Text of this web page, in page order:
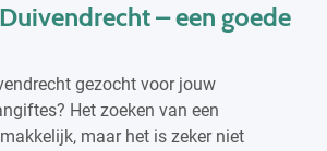
– een goede
gezocht voor jouw
Het zoeken van een
maar het is zeker niet